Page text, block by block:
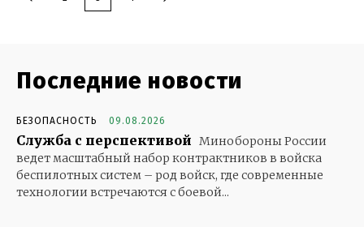
Последние новости
БЕЗОПАСНОСТЬ 09.08.2026
Служба с перспективой Минобороны России
ведет масштабный набор контрактников в войска
беспилотных систем – род войск, где современные
технологии встречаются с боевой...